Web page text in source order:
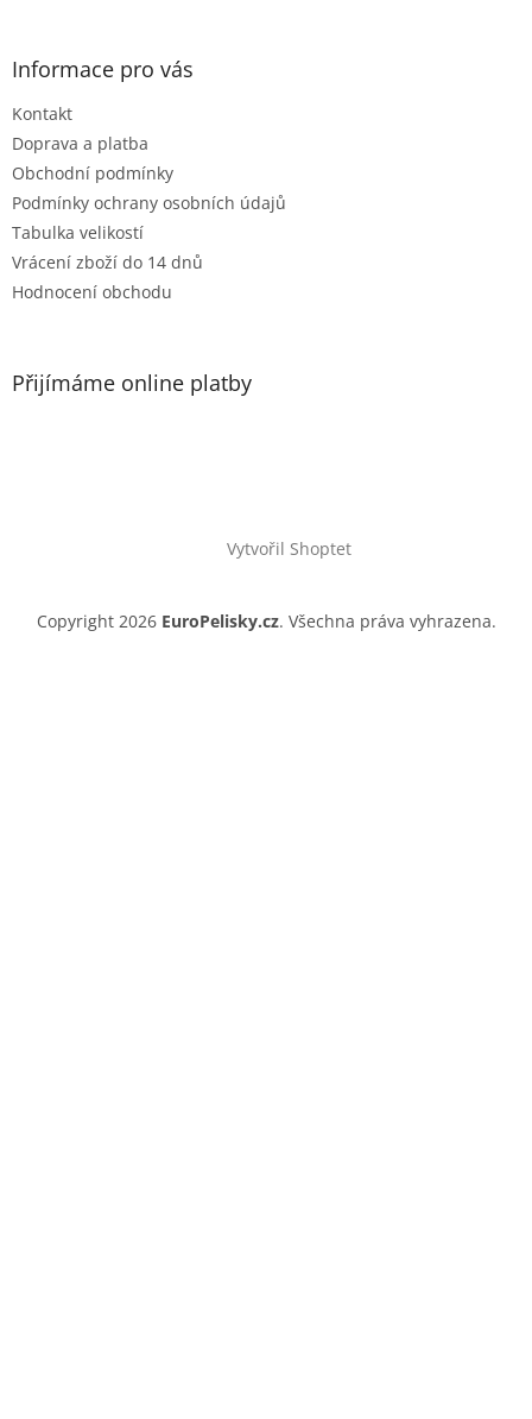
Informace pro vás
Kontakt
Doprava a platba
Obchodní podmínky
Podmínky ochrany osobních údajů
Tabulka velikostí
Vrácení zboží do 14 dnů
Hodnocení obchodu
Přijímáme online platby
Vytvořil Shoptet
Copyright 2026 EuroPelisky.cz. Všechna práva vyhrazena.